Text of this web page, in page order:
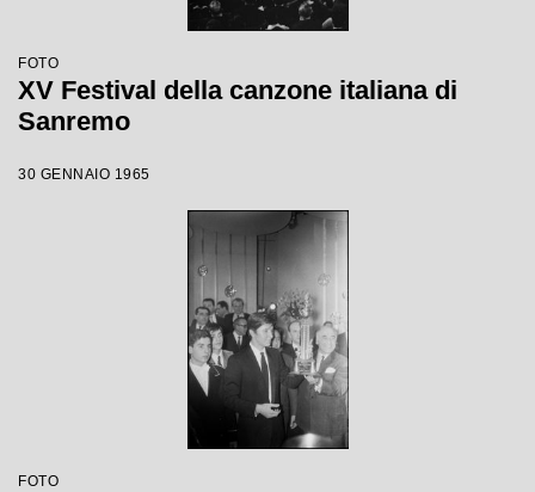
FOTO
XV Festival della canzone italiana di
Sanremo
30 GENNAIO 1965
FOTO